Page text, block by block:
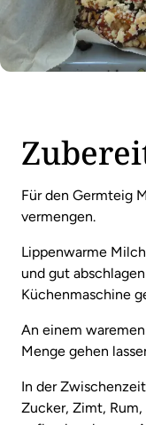
Für den Germteig
vermengen.
Lippenwarme
und gut
Küchenmaschine
An einem
Menge gehen
In der
Zucker, Zimt,